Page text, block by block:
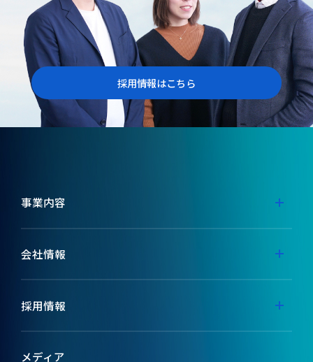
採用情報はこちら
事業内容
事業内容
会社情報
代表メッセージ
ミッション
採用情報
採用特設サイト
メディア